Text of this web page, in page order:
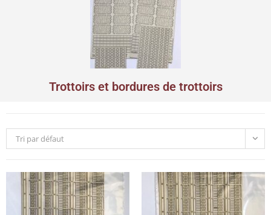
Trottoirs et bordures de trottoirs
Tri par défaut